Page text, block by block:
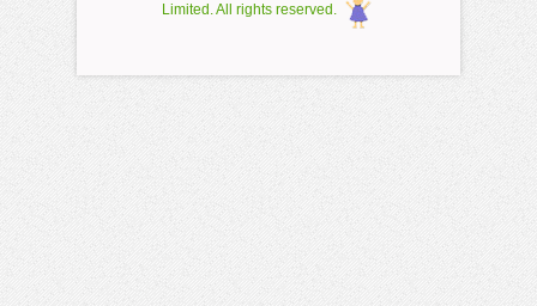
Limited. All rights reserved.